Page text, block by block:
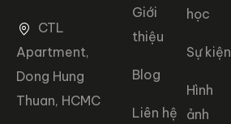
CTL
Apartment,
Dong Hung
Thuan, HCMC
Giới
thiệu
Blog
Liên hệ
học
Sự kiện
Hình
ảnh